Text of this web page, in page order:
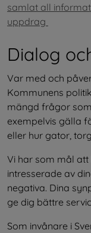
samlat all
uppdrag
Dialog
Var med och
Kommunens
mängd frågor
exempelvis gälla
eller hur gator,
Vi har som mål
intresserade av
negativa. Dina
ge dig bättre
Som invånare i